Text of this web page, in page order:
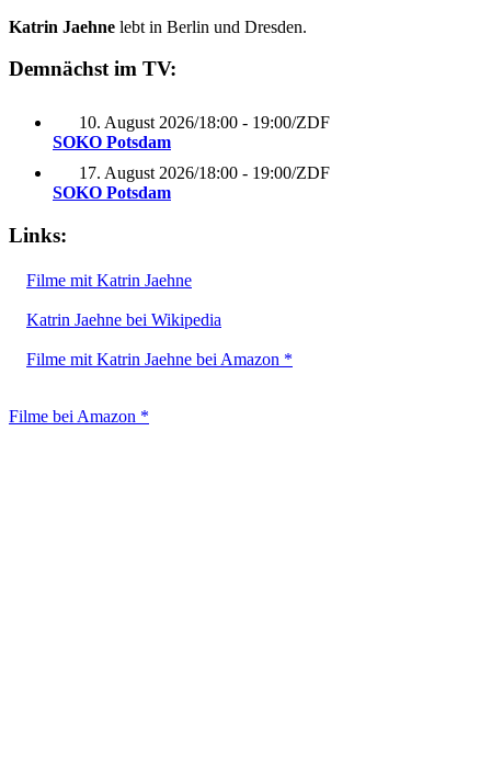
Katrin Jaehne lebt in Berlin und Dresden.
Demnächst im TV:
10. August 2026/18:00 - 19:00/ZDF
SOKO Potsdam
17. August 2026/18:00 - 19:00/ZDF
SOKO Potsdam
Links:
Filme mit Katrin Jaehne
Katrin Jaehne bei Wikipedia
Filme mit Katrin Jaehne bei Amazon *
Filme bei Amazon *